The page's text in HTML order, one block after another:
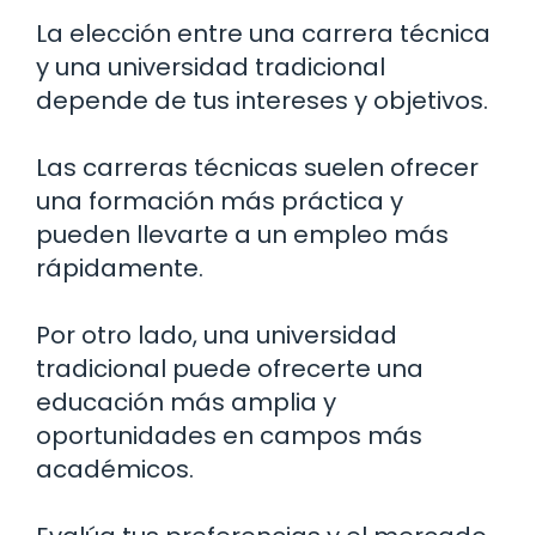
La elección entre una carrera técnica
y una universidad tradicional
depende de tus intereses y objetivos.
Las carreras técnicas suelen ofrecer
una formación más práctica y
pueden llevarte a un empleo más
rápidamente.
Por otro lado, una universidad
tradicional puede ofrecerte una
educación más amplia y
oportunidades en campos más
académicos.